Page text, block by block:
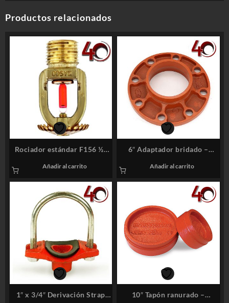
Productos relacionados
Rociador estándar F156 ½”
Añadir al carrito
6″ Adaptador bridado –
Añadir al carrito
1″ x 3/4″ Derivación Strap
10″ Tapón ranurado –